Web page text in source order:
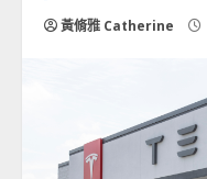
黃脩雅 Catherine